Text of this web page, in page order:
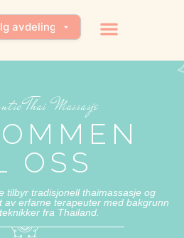
Thai Massasje
OSS
tilbyr tradisjonell thaimassasje og
erfarne terapeuter med bakgrunn
fra Thailand.